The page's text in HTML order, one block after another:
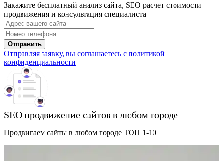
Закажите бесплатный анализ сайта, SEO расчет стоимости
продвижения и консультация специалиста
Отправить
Отправляя заявку, вы соглашаетесь с политикой
конфиденциальности
SEO продвижение сайтов в любом городе
Продвигаем сайты в любом городе ТОП 1-10